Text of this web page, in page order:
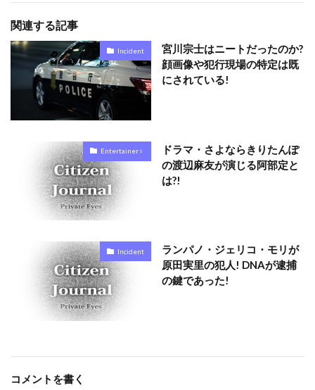
関連する記事
Incident
宮川宗士はニートだったのか?
顔画像や犯行現場の特定は既
にされている!
Entertainer♀
ドラマ・さよならきりたんぽ
の渡辺麻友が演じる阿部定と
は?!
Incident
ランパノ・ジェリコ・モリが
原田実里の犯人! DNAが逮捕
の鍵であった!
コメントを書く